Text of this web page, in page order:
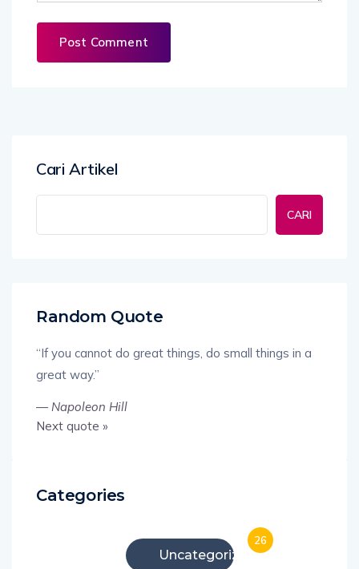
Cari Artikel
CARI
Random Quote
“If you cannot do great things, do small things in a
great way.”
—Napoleon Hill
Next quote »
Categories
Uncategorized
26